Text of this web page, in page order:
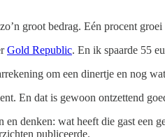
groot bedrag. Eén procent
Gold Republic. En ik spaarde 55
om een dinertje en nog
En dat is gewoon ontzettend
en denken: wat heeft die gast
publiceerde.